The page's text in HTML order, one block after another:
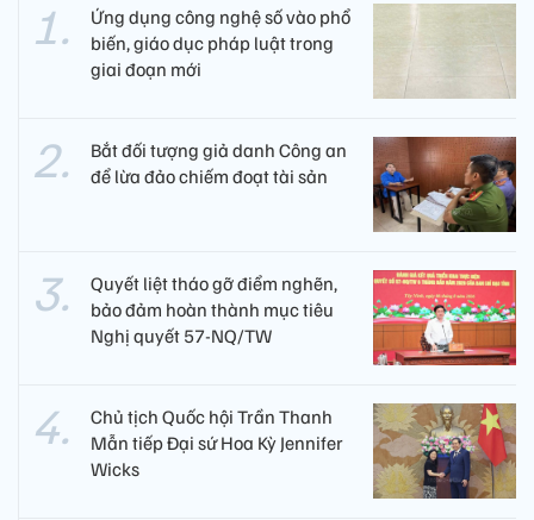
Ứng dụng công nghệ số vào phổ
biến, giáo dục pháp luật trong
giai đoạn mới
Bắt đối tượng giả danh Công an
để lừa đảo chiếm đoạt tài sản
Quyết liệt tháo gỡ điểm nghẽn,
bảo đảm hoàn thành mục tiêu
Nghị quyết 57-NQ/TW
Chủ tịch Quốc hội Trần Thanh
Mẫn tiếp Đại sứ Hoa Kỳ Jennifer
Wicks